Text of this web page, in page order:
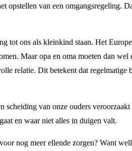
opstellen van een omgangsregeling.
tot ons als kleinkind staan. Het
Maar opa en oma moeten dan
relatie. Dit betekent dat regelmatige
van onze ouders
en waar niet alles in duigen valt.
nog meer ellende zorgen? Want